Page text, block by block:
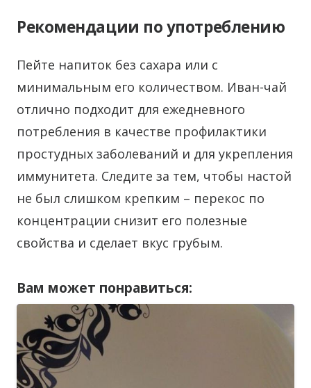
Рекомендации по употреблению
Пейте напиток без сахара или с
минимальным его количеством. Иван-чай
отлично подходит для ежедневного
потребления в качестве профилактики
простудных заболеваний и для укрепления
иммунитета. Следите за тем, чтобы настой
не был слишком крепким – перекос по
концентрации снизит его полезные
свойства и сделает вкус грубым.
Вам может понравиться: